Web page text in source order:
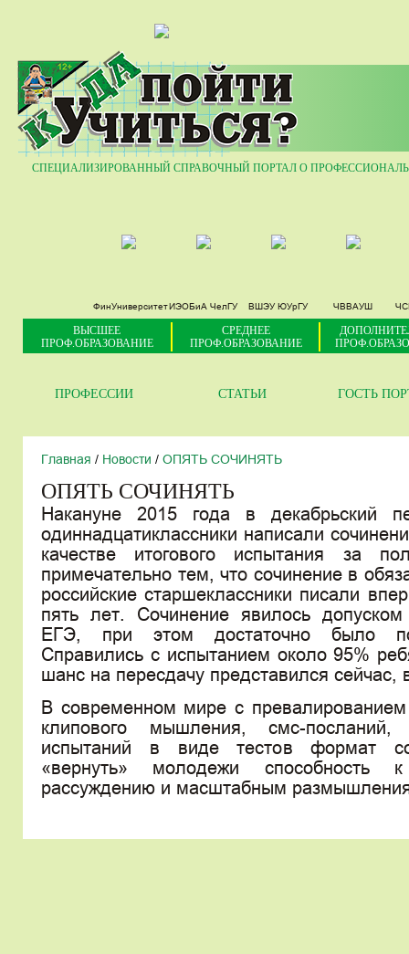
27
СПЕЦИАЛИЗИРОВАННЫЙ СПРАВОЧНЫЙ ПОРТАЛ О
ФинУниверситет ИЭОБиА ЧелГУ ВШЭУ ЮУрГУ ЧВВАУШ
ВЫСШЕЕ
ПРОФ.ОБРАЗОВАНИЕ
СРЕДНЕЕ
ПРОФ.ОБРАЗОВАНИЕ
ПРОФЕССИИ СТАТЬИ ГОСТЬ
Главная / Новости / ОПЯТЬ СОЧИНЯТЬ
ОПЯТЬ СОЧИНЯТЬ
Накануне 2015 года в декабрьский
одиннадцатиклассники написали
качестве итогового испытания за
примечательно тем, что сочинение в
российские старшеклассники писали
пять лет. Сочинение явилось
ЕГЭ, при этом достаточно было
Справились с испытанием около 95%
шанс на пересдачу представился сейчас,
В современном мире с превалированием
клипового мышления, смс-посланий,
испытаний в виде тестов формат
«вернуть» молодежи способность к
рассуждению и масштабным